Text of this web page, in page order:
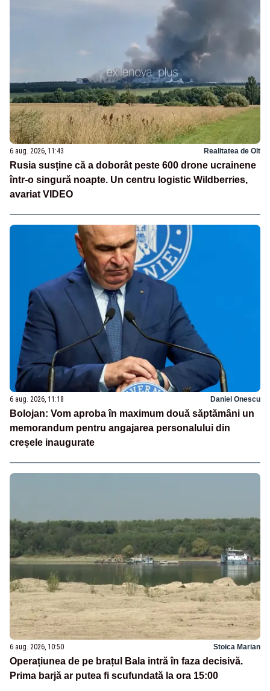
6 aug. 2026, 11:43 Realitatea de Olt
Rusia susține că a doborât peste 600 drone ucrainene
într-o singură noapte. Un centru logistic Wildberries,
avariat VIDEO
6 aug. 2026, 11:18 Daniel Onescu
Bolojan: Vom aproba în maximum două săptămâni un
memorandum pentru angajarea personalului din
creșele inaugurate
6 aug. 2026, 10:50 Stoica Marian
Operațiunea de pe brațul Bala intră în faza decisivă.
Prima barjă ar putea fi scufundată la ora 15:00